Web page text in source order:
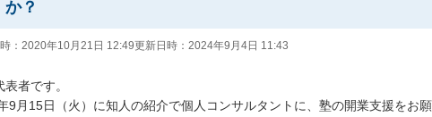
か？
： 2020年10月21日 12:49更新日時： 2024年9月4日 11:43
者です。
9月15日（火）に知人の紹介で個人コンサルタントに、塾の開業支援をお願